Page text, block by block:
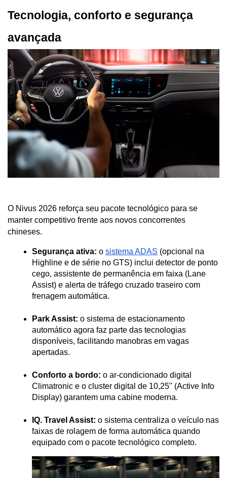
Tecnologia, conforto e segurança
avançada
O Nivus 2026 reforça seu pacote tecnológico para se
manter competitivo frente aos novos concorrentes
chineses.
Segurança ativa: o sistema ADAS (opcional na
Highline e de série no GTS) inclui detector de ponto
cego, assistente de permanência em faixa (Lane
Assist) e alerta de tráfego cruzado traseiro com
frenagem automática.
Park Assist: o sistema de estacionamento
automático agora faz parte das tecnologias
disponíveis, facilitando manobras em vagas
apertadas.
Conforto a bordo: o ar-condicionado digital
Climatronic e o cluster digital de 10,25" (Active Info
Display) garantem uma cabine moderna.
IQ. Travel Assist: o sistema centraliza o veículo nas
faixas de rolagem de forma automática quando
equipado com o pacote tecnológico completo.